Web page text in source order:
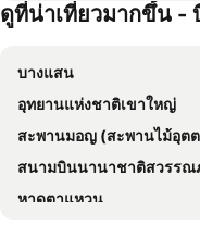
Royal Orchid Sheraton Riverside Hotel
The Quarter Ari by UHG
Grand Mercure Bangkok
โรงแรมแอมบาสซาเดอร์ กรุง
Shangri-La Bangkok
Nysa Hotel Bangkok
ดูที่น่าเที่ยวมากขึ้น -
บางแสน
อุทยานแห่งชาติเขาใหญ่
สะพานมอญ (สะพานไม้อุตตมานุ
สนามบินนานาชาติสวรรณ
หาดตาแหวน